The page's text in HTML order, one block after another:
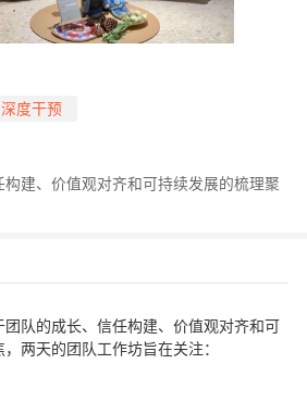
深度干预
建、价值观对齐和可持续发展的梳理聚
队的成长、信任构建、价值观对齐和可
两天的团队工作坊旨在关注：